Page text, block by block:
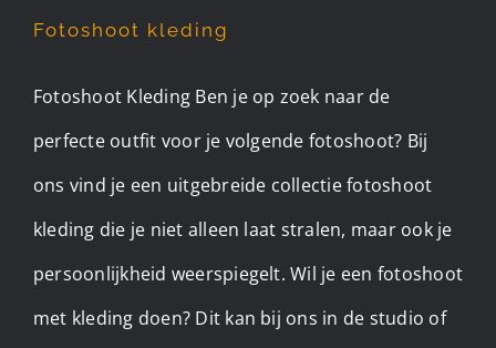
Fotoshoot kleding
Fotoshoot Kleding Ben je op zoek naar de
perfecte outfit voor je volgende fotoshoot? Bij
ons vind je een uitgebreide collectie fotoshoot
kleding die je niet alleen laat stralen, maar ook je
persoonlijkheid weerspiegelt. Wil je een fotoshoot
met kleding doen? Dit kan bij ons in de studio of